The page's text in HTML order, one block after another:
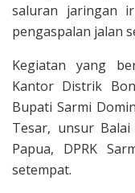
saluran jaringan
pengaspalan jalan
Kegiatan yang
Kantor Distrik
Bupati Sarmi
Tesar, unsur Balai
Papua, DPRK
setempat.